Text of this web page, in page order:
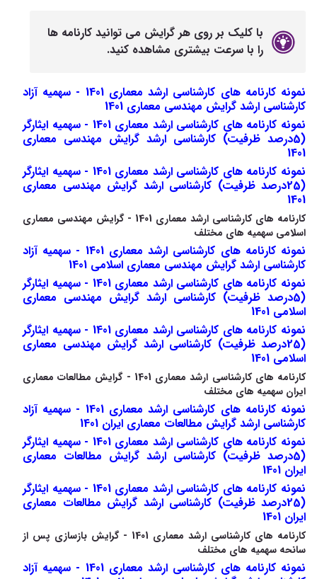
با کلیک بر روی هر گرایش می توانید کارنامه ها
را با سرعت بیشتری مشاهده کنید.
نمونه کارنامه های کارشناسی ارشد معماری 1401 - سهمیه آزاد
کارشناسی ارشد گرایش مهندسی معماری 1401
نمونه کارنامه های کارشناسی ارشد معماری 1401 - سهمیه ایثارگر
(5درصد ظرفیت) کارشناسی ارشد گرایش مهندسی معماری
1401
نمونه کارنامه های کارشناسی ارشد معماری 1401 - سهمیه ایثارگر
(25درصد ظرفیت) کارشناسی ارشد گرایش مهندسی معماری
1401
کارنامه های کارشناسی ارشد معماری 1401 - گرایش مهندسی معماری
اسلامی سهمیه های مختلف
نمونه کارنامه های کارشناسی ارشد معماری 1401 - سهمیه آزاد
کارشناسی ارشد گرایش مهندسی معماری اسلامی 1401
نمونه کارنامه های کارشناسی ارشد معماری 1401 - سهمیه ایثارگر
(5درصد ظرفیت) کارشناسی ارشد گرایش مهندسی معماری
اسلامی 1401
نمونه کارنامه های کارشناسی ارشد معماری 1401 - سهمیه ایثارگر
(25درصد ظرفیت) کارشناسی ارشد گرایش مهندسی معماری
اسلامی 1401
کارنامه های کارشناسی ارشد معماری 1401 - گرایش مطالعات معماری
ایران سهمیه های مختلف
نمونه کارنامه های کارشناسی ارشد معماری 1401 - سهمیه آزاد
کارشناسی ارشد گرایش مطالعات معماری ایران 1401
نمونه کارنامه های کارشناسی ارشد معماری 1401 - سهمیه ایثارگر
(5درصد ظرفیت) کارشناسی ارشد گرایش مطالعات معماری
ایران 1401
نمونه کارنامه های کارشناسی ارشد معماری 1401 - سهمیه ایثارگر
(25درصد ظرفیت) کارشناسی ارشد گرایش مطالعات معماری
ایران 1401
کارنامه های کارشناسی ارشد معماری 1401 - گرایش بازسازی پس از
سانحه سهمیه های مختلف
نمونه کارنامه های کارشناسی ارشد معماری 1401 - سهمیه آزاد